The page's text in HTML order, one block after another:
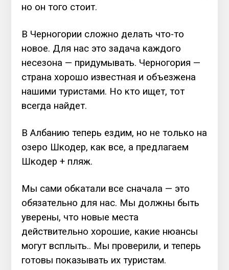
но он того стоит.
В Черногории сложно делать что-то
новое. Для нас это задача каждого
несезона — придумывать. Черногория —
страна хорошо известная и объезжена
нашими туристами. Но кто ищет, тот
всегда найдет.
В Албанию теперь ездим, но не только на
озеро Шкодер, как все, а предлагаем
Шкодер + пляж.
Мы сами обкатали все сначала — это
обязательно для нас. Мы должны быть
уверены, что новые места
действительно хорошие, какие нюансы
могут всплыть.. Мы проверили, и теперь
готовы показывать их туристам.